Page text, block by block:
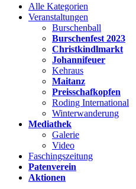
Alle Kategorien
Veranstaltungen
Burschenball
Burschenfest 2023
Christkindlmarkt
Johannifeuer
Kehraus
Maitanz
Preisschafkopfen
Roding International
Winterwanderung
Mediathek
Galerie
Video
Faschingszeitung
Patenverein
Aktionen